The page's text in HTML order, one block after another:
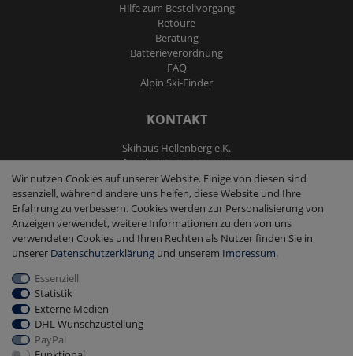
Hilfe zum Bestellvorgang
Retoure
Beratung
Batterieverordnung
FAQ
Alpin Ski-Finder
KONTAKT
Skihaus Hellenberg e.K.
Tel: +4933855200795
Fax: +4933855200793
kontakt@ski-andmore.de
2026 Skihaus Hellenberg e.K.
*Alle Preise inkl. MwSt., zzgl. Versandkosten
Wir nutzen Cookies auf unserer Website. Einige von diesen sind
essenziell, während andere uns helfen, diese Website und Ihre
Erfahrung zu verbessern. Cookies werden zur Personalisierung von
Anzeigen verwendet, weitere Informationen zu den von uns
verwendeten Cookies und Ihren Rechten als Nutzer finden Sie in
unserer Daten­schutz­erklärung und unserem Impressum.
Essenziell
Statistik
Externe Medien
DHL Wunschzustellung
PayPal